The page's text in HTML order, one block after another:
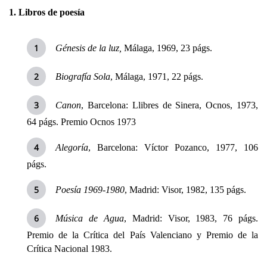
1. Libros de poesía
Génesis de la luz, Málaga, 1969, 23 págs.
Biografía Sola, Málaga, 1971, 22 págs.
Canon, Barcelona: Llibres de Sinera, Ocnos, 1973,
64 págs. Premio Ocnos 1973
Alegoría, Barcelona: Víctor Pozanco, 1977, 106
págs.
Poesía 1969-1980, Madrid: Visor, 1982, 135 págs.
Música de Agua, Madrid: Visor, 1983, 76 págs.
Premio dela Crítica del País Valenciano y Premio dela
Crítica Nacional 1983.